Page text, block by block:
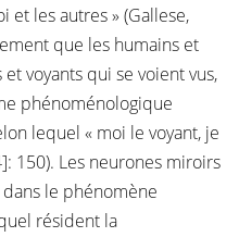
et les autres » (Gallese,
que les humains et
voyants qui se voient vus,
phénoménologique
lequel « moi le voyant, je
150). Les neurones miroirs
le phénomène
résident la